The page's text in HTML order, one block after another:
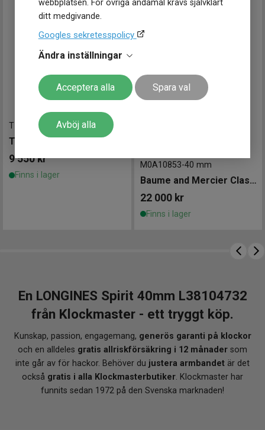
webbplatsen. För övriga ändamål krävs självklart
ditt medgivande.
Googles sekretesspolicy
Ändra inställningar
Acceptera alla Spara val
Avböj alla
T1574071603100-39 mm
TISSOT Visodate 39mm
9 550 kr
Finns i lager
M0A10853-40 mm
Baume and Mercier Classima Automatic 40mm
22 000 kr
Finns i lager
En LONGINES Spirit 40mm L38104732
från Klockmaster - ett tryggt köp.
Kunskap, passion, engagemang, generös garanti på klockor
och en alldeles gratis allriskförsäkring i 12 månader som
inte går av för hackor. Behöver du justera armbandet är det
också gratis i alla Klockmasterbutiker. Klockmaster har
funnits sedan 1972 på den Svenska marknaden!